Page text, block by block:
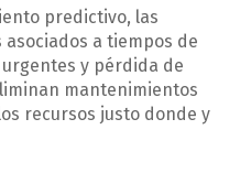
predictivo, las
a tiempos de
y pérdida de
mantenimientos
recursos justo donde y